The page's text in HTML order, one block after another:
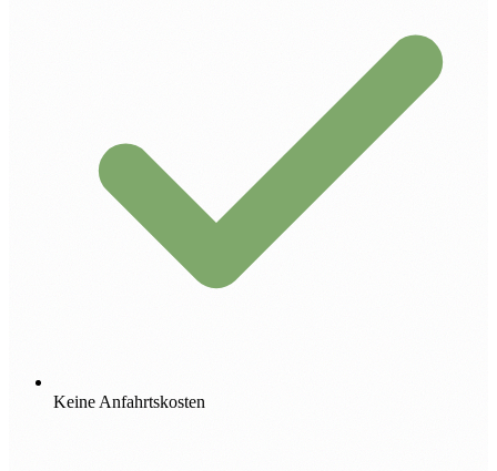
Keine Anfahrtskosten